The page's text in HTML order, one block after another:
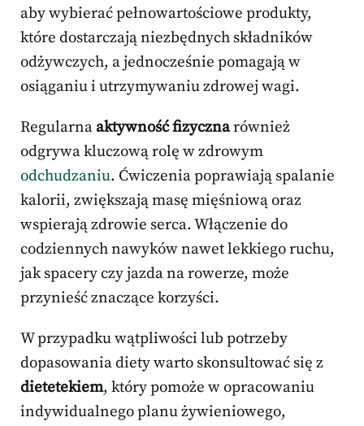
aby wybierać pełnowartościowe produkty,
które dostarczają niezbędnych składników
odżywczych, a jednocześnie pomagają w
osiąganiu i utrzymywaniu zdrowej wagi.
Regularnaaktywność fizycznarównież
odgrywa kluczową rolę w zdrowym
odchudzaniu. Ćwiczenia poprawiają spalanie
kalorii, zwiększają masę mięśniową oraz
wspierają zdrowie serca. Włączenie do
codziennych nawyków nawet lekkiego ruchu,
jak spacery czy jazda na rowerze, może
przynieść znaczące korzyści.
W przypadku wątpliwości lub potrzeby
dopasowania diety warto skonsultować się z
dietetekiem, który pomoże w opracowaniu
indywidualnego planu żywieniowego,